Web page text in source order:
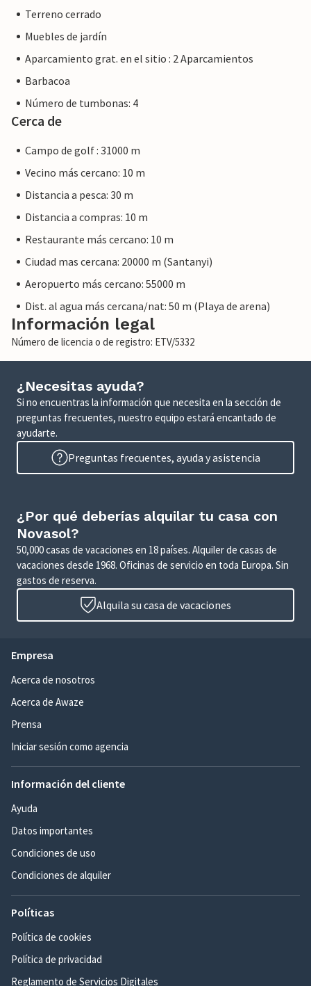
Terreno cerrado
Muebles de jardín
Aparcamiento grat. en el sitio : 2 Aparcamientos
Barbacoa
Número de tumbonas: 4
Cerca de
Campo de golf : 31000 m
Vecino más cercano: 10 m
Distancia a pesca: 30 m
Distancia a compras: 10 m
Restaurante más cercano: 10 m
Ciudad mas cercana: 20000 m (Santanyi)
Aeropuerto más cercano: 55000 m
Dist. al agua más cercana/nat: 50 m (Playa de arena)
Información legal
Número de licencia o de registro: ETV/5332
¿Necesitas ayuda?
Si no encuentras la información que necesita en la sección de
preguntas frecuentes, nuestro equipo estará encantado de
ayudarte.
Preguntas frecuentes, ayuda y asistencia
¿Por qué deberías alquilar tu casa con
Novasol?
50,000 casas de vacaciones en 18 países. Alquiler de casas de
vacaciones desde 1968. Oficinas de servicio en toda Europa. Sin
gastos de reserva.
Alquila su casa de vacaciones
Empresa
Acerca de nosotros
Acerca de Awaze
Prensa
Iniciar sesión como agencia
Información del cliente
Ayuda
Datos importantes
Condiciones de uso
Condiciones de alquiler
Políticas
Política de cookies
Política de privacidad
Reglamento de Servicios Digitales